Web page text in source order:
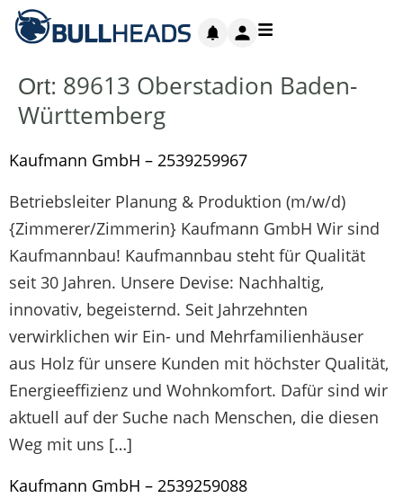
Ort: 89613 Oberstadion Baden-
Württemberg
Kaufmann GmbH – 2539259967
Betriebsleiter Planung & Produktion (m/w/d)
{Zimmerer/Zimmerin} Kaufmann GmbH Wir sind
Kaufmannbau! Kaufmannbau steht für Qualität
seit 30 Jahren. Unsere Devise: Nachhaltig,
innovativ, begeisternd. Seit Jahrzehnten
verwirklichen wir Ein- und Mehrfamilienhäuser
aus Holz für unsere Kunden mit höchster Qualität,
Energieeffizienz und Wohnkomfort. Dafür sind wir
aktuell auf der Suche nach Menschen, die diesen
Weg mit uns […]
Kaufmann GmbH – 2539259088